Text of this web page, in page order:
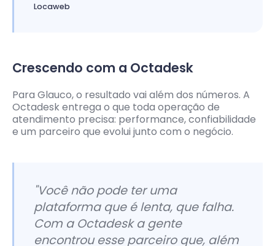
Locaweb
Crescendo com a Octadesk
Para Glauco, o resultado vai além dos números. A
Octadesk entrega o que toda operação de
atendimento precisa: performance, confiabilidade
e um parceiro que evolui junto com o negócio.
"Você não pode ter uma
plataforma que é lenta, que falha.
Com a Octadesk a gente
encontrou esse parceiro que, além